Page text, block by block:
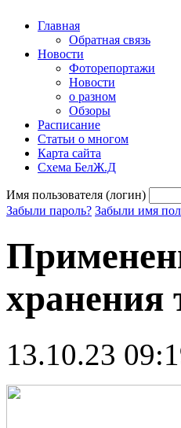
Главная
Обратная связь
Новости
Фоторепортажи
Новости
о разном
Обзоры
Расписание
Статьи о многом
Карта сайта
Схема БелЖ.Д
Имя пользователя (логин)
Забыли пароль? Забыли имя
хранения
13.10.23